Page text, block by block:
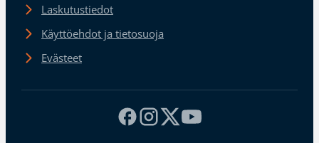
Laskutustiedot
Käyttöehdot ja tietosuoja
Evästeet